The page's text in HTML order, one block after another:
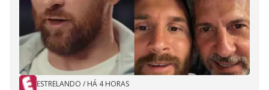
ESTRELANDO / HÁ 4 HORAS